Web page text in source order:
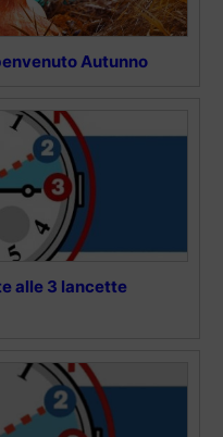
Autunno
alle 3 lancette